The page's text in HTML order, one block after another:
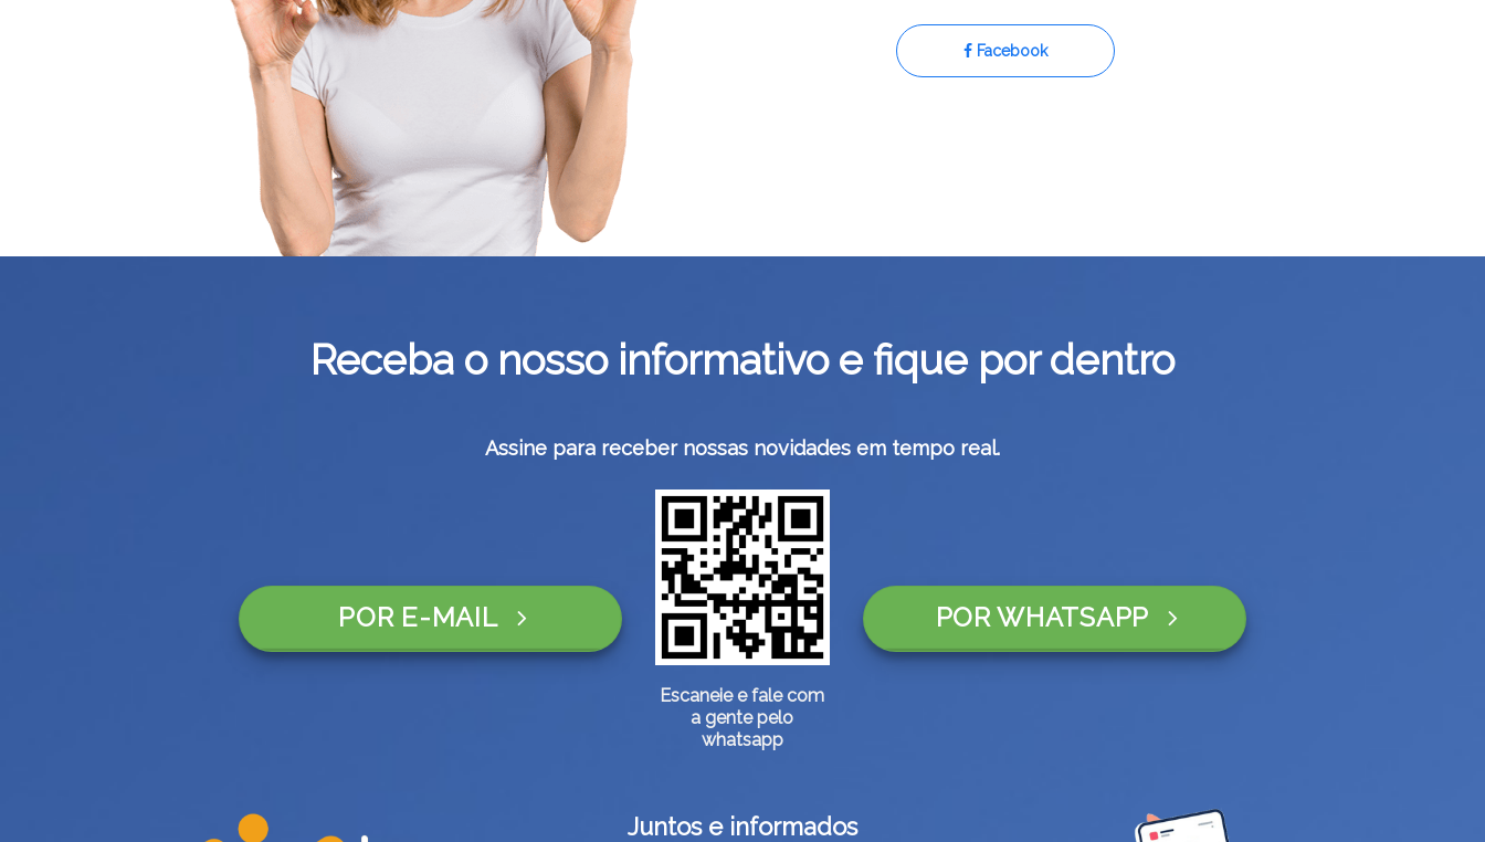
Facebook
Receba o nosso informativo e fique por dentro
Assine para receber nossas novidades em tempo real.
POR E-MAIL
Escaneie e fale com
a gente pelo
whatsapp
POR WHATSAPP
Juntos e informados